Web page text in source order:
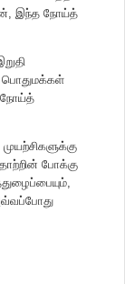
இந்த நோய்த்
பொதுமக்கள்
நோய்த்
போக்கு